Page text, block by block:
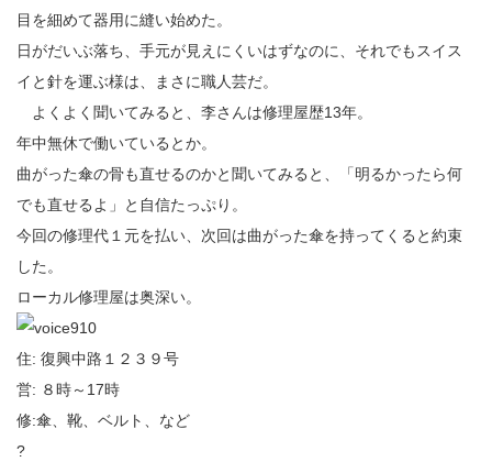
目を細めて器用に縫い始めた。
日がだいぶ落ち、手元が見えにくいはずなのに、それでもスイス
イと針を運ぶ様は、まさに職人芸だ。
よくよく聞いてみると、李さんは修理屋歴13年。
年中無休で働いているとか。
曲がった傘の骨も直せるのかと聞いてみると、「明るかったら何
でも直せるよ」と自信たっぷり。
今回の修理代１元を払い、次回は曲がった傘を持ってくると約束
した。
ローカル修理屋は奥深い。
住: 復興中路１２３９号
営: ８時～17時
修:傘、靴、ベルト、など
?